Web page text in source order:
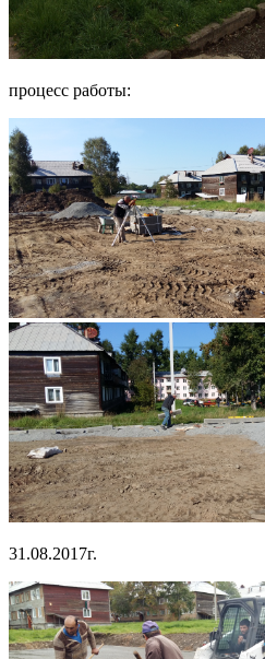
процесс работы:
31.08.2017г.